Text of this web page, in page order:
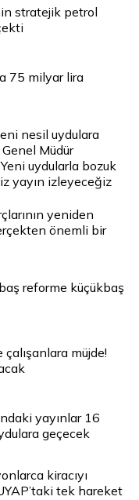
stratejik petrol
75 milyar lira
nesil uydulara
Müdür
Yeni uydularla bozuk
yayın izleyeceğiz
yeniden
önemli bir
reforme küçükbaş
çalışanlara müjde!
yayınlar 16
geçecek
kiracıyı
tek hareket